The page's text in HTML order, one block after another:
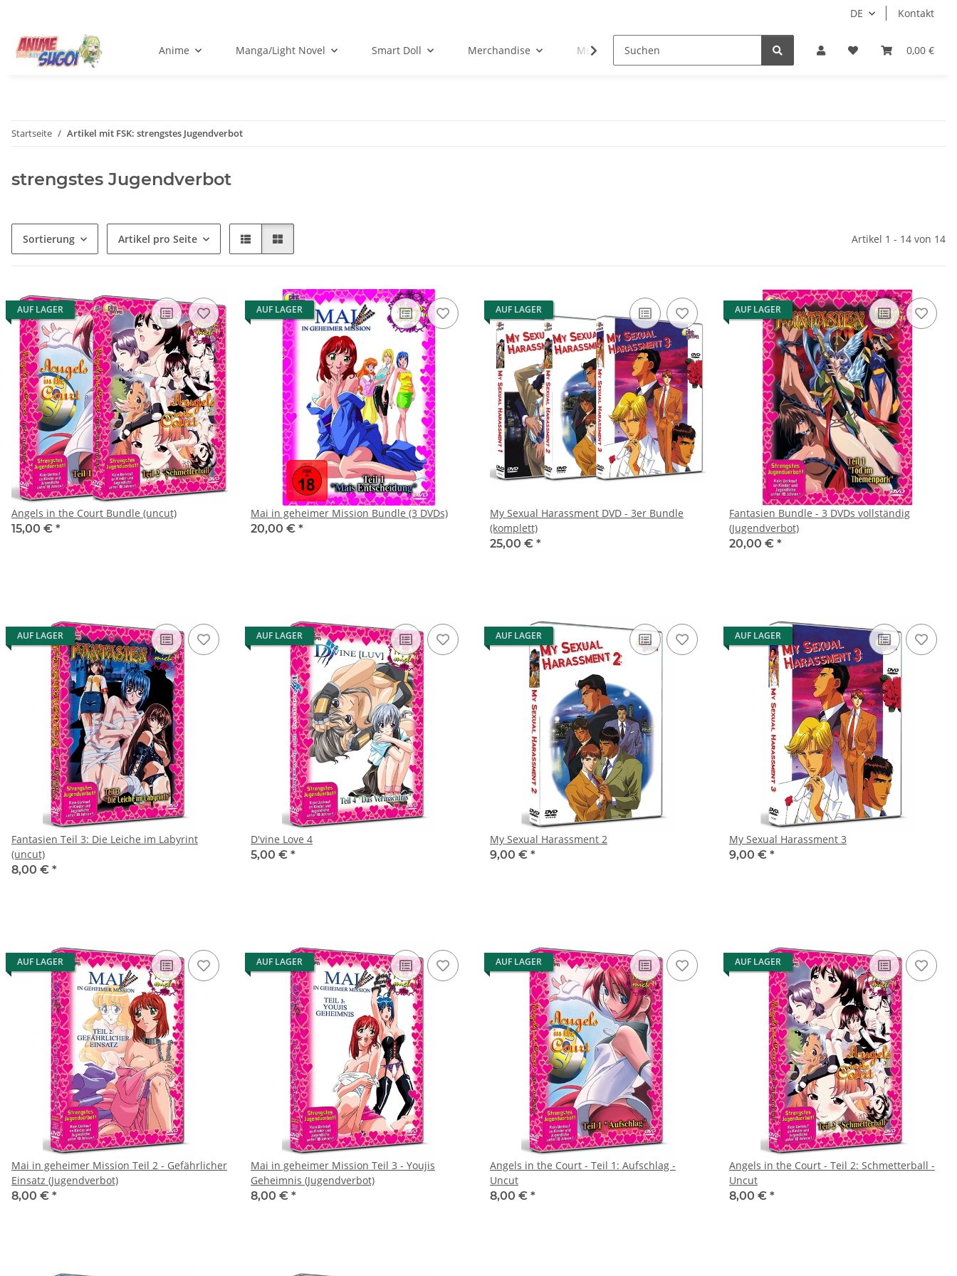
DE Kontakt
0,00 €
Anime Manga/Light Novel Smart Doll Merchandise Musik-CD Idols/Cosplay 18+ Schnäppchen
Startseite Artikel mit FSK: strengstes Jugendverbot
strengstes Jugendverbot
Sortierung Artikel pro Seite Artikel 1 - 14 von 14
AUF LAGER
Angels in the Court Bundle (uncut)
15,00 € *
AUF LAGER
Mai in geheimer Mission Bundle (3 DVDs)
20,00 € *
AUF LAGER
My Sexual Harassment DVD - 3er Bundle
(komplett)
25,00 € *
AUF LAGER
Fantasien Bundle - 3 DVDs vollständig
(Jugendverbot)
20,00 € *
AUF LAGER
Fantasien Teil 3: Die Leiche im Labyrint
(uncut)
8,00 € *
AUF LAGER
D'vine Love 4
5,00 € *
AUF LAGER
My Sexual Harassment 2
9,00 € *
AUF LAGER
My Sexual Harassment 3
9,00 € *
AUF LAGER
Mai in geheimer Mission Teil 2 - Gefährlicher
Einsatz (Jugendverbot)
8,00 € *
AUF LAGER
Mai in geheimer Mission Teil 3 - Youjis
Geheimnis (Jugendverbot)
8,00 € *
AUF LAGER
Angels in the Court - Teil 1: Aufschlag -
Uncut
8,00 € *
AUF LAGER
Angels in the Court - Teil 2: Schmetterball -
Uncut
8,00 € *